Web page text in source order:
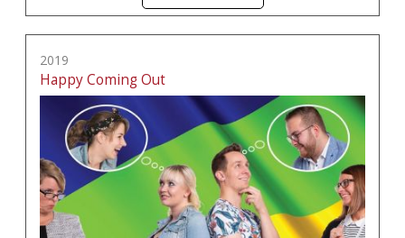
2019
Happy Coming Out